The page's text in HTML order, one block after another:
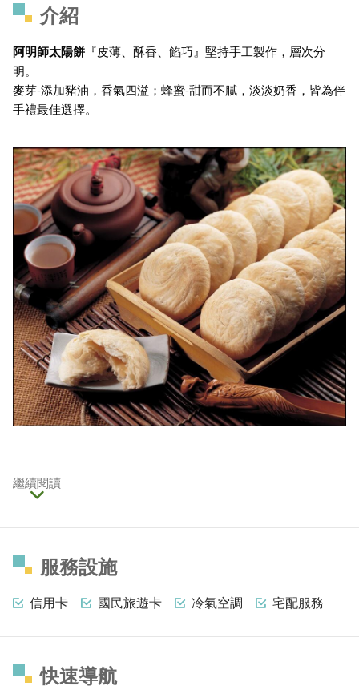
介紹
阿明師太陽餅 『皮薄、酥香、餡巧』堅持手工製作，層次分
明。
麥芽-添加豬油，香氣四溢；蜂蜜-甜而不膩，淡淡奶香，皆為伴
手禮最佳選擇。
繼續閱讀
服務設施
信用卡 國民旅遊卡 冷氣空調 宅配服務
快速導航